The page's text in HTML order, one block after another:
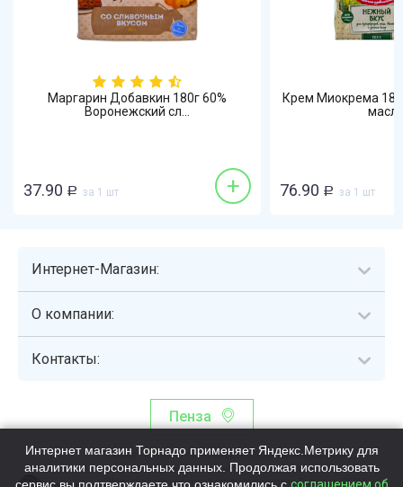
Маргарин Добавкин 180г 60%
Воронежский сл...
37.90 Р за 1 шт +
Крем Миокрема
76.90 Р за 1 шт
Интернет-Магазин:
О компании:
Контакты:
Пенза
Торнадо - интернет-гипермаркет, осуществляющий сборку,
выдачу и доставку готовых наборов продуктов питания.
Общество с ограниченной ответственностью «Торнадо» (ОГРН
Интернет магазин Торнадо применяет Яндекс.Метрику для
аналитики персональных данных. Продолжая использовать